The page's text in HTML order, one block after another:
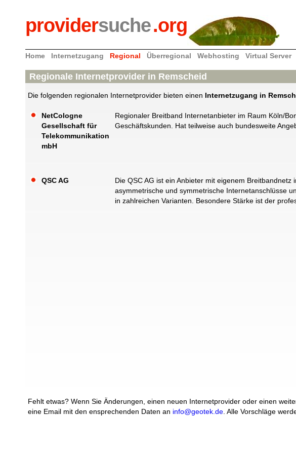
providersuche.org
Home Internetzugang Regional Überregional Webhosting Virtual Server
Regionale Internetprovider in Remscheid
Die folgenden regionalen Internetprovider bieten einen Internetzugang in
NetCologne
Gesellschaft für
Telekommunikation
mbH
Regionaler Breitband Internetanbieter im Raum Köln/
Geschäftskunden. Hat teilweise auch bundesweite
QSC AG
Die QSC AG ist ein Anbieter mit eigenem
asymmetrische und symmetrische Internetanschlüsse
in zahlreichen Varianten. Besondere Stärke ist der
Fehlt etwas? Wenn Sie Änderungen, einen neuen Internetprovider oder einen
eine Email mit den ensprechenden Daten an info@geotek.de . Alle Vorschläge